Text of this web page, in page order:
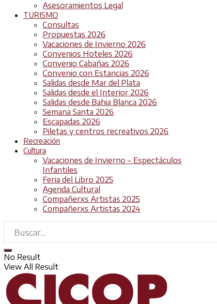
Asesoramientos Legal
TURISMO
Consultas
Propuestas 2026
Vacaciones de Invierno 2026
Convenios Hoteles 2026
Convenio Cabañas 2026
Convenio con Estancias 2026
Salidas desde Mar del Plata
Salidas desde el Interior 2026
Salidas desde Bahia Blanca 2026
Semana Santa 2026
Escapadas 2026
Piletas y centros recreativos 2026
Recreación
Cultura
Vacaciones de Invierno – Espectáculos
Infantiles
Feria del Libro 2025
Agenda Cultural
Compañerxs Artistas 2025
Compañerxs Artistas 2024
No Result
View All Result